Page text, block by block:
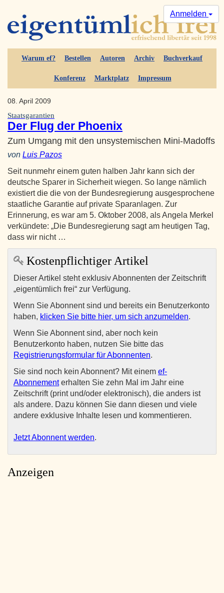
Warum ef? Bestellen Autoren Archiv Buchverkauf
Konferenz Marktplatz Impressum
Anmelden
08. April 2009
Staatsgarantien
Der Flug der Phoenix
Zum Umgang mit den unsystemischen Mini-Madoffs
von Luis Pazos
Seit nunmehr einem guten halben Jahr kann sich der
deutsche Sparer in Sicherheit wiegen. So lange nämlich
existiert die die von der Bundesregierung ausgesprochene
staatliche Garantie auf private Sparanlagen. Zur
Erinnerung, es war am 5. Oktober 2008, als Angela Merkel
verkündete: „Die Bundesregierung sagt am heutigen Tag,
dass wir nicht …
Kostenpflichtiger Artikel
Dieser Artikel steht exklusiv Abonnenten der Zeitschrift
„eigentümlich frei“ zur Verfügung.
Wenn Sie Abonnent sind und bereits ein Benutzerkonto
haben, klicken Sie bitte hier, um sich anzumelden.
Wenn Sie Abonnent sind, aber noch kein
Benutzerkonto haben, nutzen Sie bitte das
Registrierungsformular für Abonnenten.
Sie sind noch kein Abonnent? Mit einem ef-
Abonnementerhalten Sie zehn Mal im Jahr eine
Zeitschrift (print und/oder elektronisch), die anders ist
als andere. Dazu können Sie dann diesen und viele
andere exklusive Inhalte lesen und kommentieren.
Jetzt Abonnent werden.
Anzeigen